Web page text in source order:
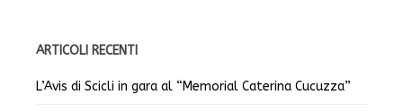
ARTICOLI RECENTI
L’Avis di Scicli in gara al “Memorial Caterina Cucuzza”